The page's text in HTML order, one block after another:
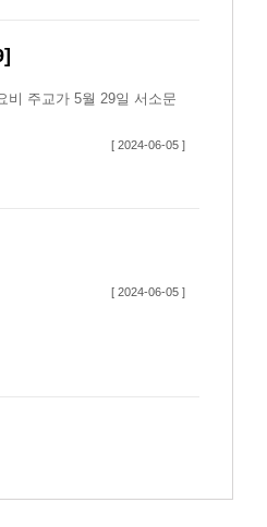
비 주교가 5월 29일 서소문
[ 2024-06-05 ]
[ 2024-06-05 ]